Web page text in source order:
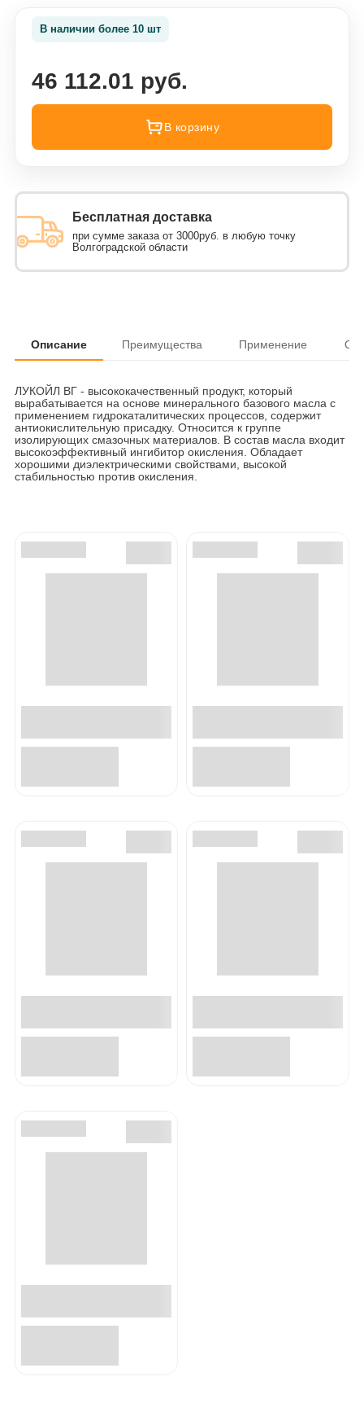
В наличии более 10 шт
46 112.01 руб.
В корзину
Бесплатная доставка
при сумме заказа от 3000руб. в любую точку
Волгоградской области
Описание Преимущества Применение
ЛУКОЙЛ ВГ - высококачественный продукт, который
вырабатывается на основе минерального базового масла с
применением гидрокаталитических процессов, содержит
антиокислительную присадку. Относится к группе
изолирующих смазочных материалов. В состав масла входит
высокоэффективный ингибитор окисления. Обладает
хорошими диэлектрическими свойствами, высокой
стабильностью против окисления.